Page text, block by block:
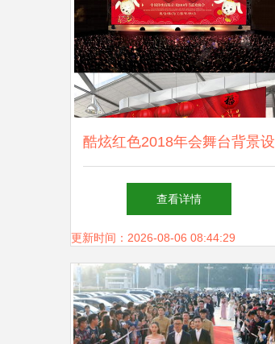
酷炫红色2018年会舞台背景设
计 用设计语言引爆年度盛典
查看详情
更新时间：2026-08-06 08:44:29